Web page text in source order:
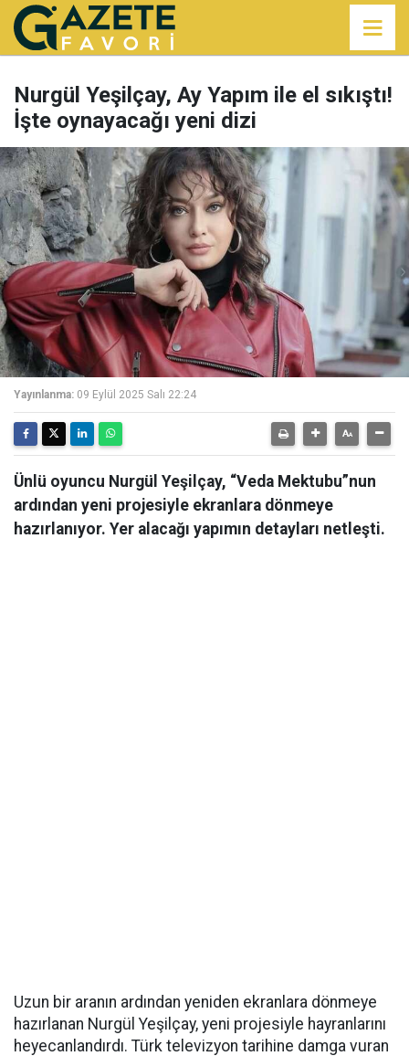
Nurgül Yeşilçay, Ay Yapım ile el sıkıştı!
İşte oynayacağı yeni dizi
Yayınlanma: 09 Eylül 2025 Salı 22:24
Ünlü oyuncu Nurgül Yeşilçay, “Veda Mektubu”nun
ardından yeni projesiyle ekranlara dönmeye
hazırlanıyor. Yer alacağı yapımın detayları netleşti.
Uzun bir aranın ardından yeniden ekranlara dönmeye
hazırlanan Nurgül Yeşilçay, yeni projesiyle hayranlarını
heyecanlandırdı. Türk televizyon tarihine damga vuran